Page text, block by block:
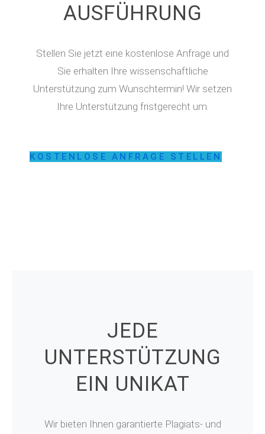
AUSFÜHRUNG
Stellen Sie jetzt eine kostenlose Anfrage und
Sie erhalten Ihre wissenschaftliche
Unterstützung zum Wunschtermin! Wir setzen
Ihre Unterstützung fristgerecht um.
KOSTENLOSE ANFRAGE STELLEN
JEDE
UNTERSTÜTZUNG
EIN UNIKAT
Wir bieten Ihnen garantierte Plagiats- und